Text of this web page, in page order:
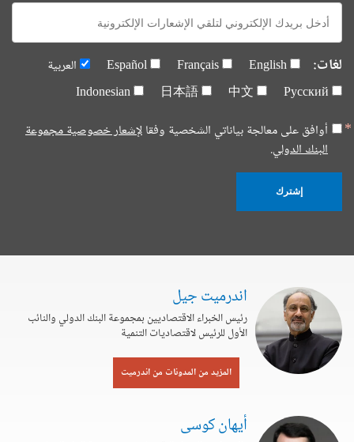
E-
mail:
لغات: English
Français
Español
العربية
Русский
中文
日本語
Indonesian
أوافق على معالجة بياناتي الشخصية وفقالإشعار خصوصية مجموعة
البنك الدولي.
إشترك
اندرميت جيل
رئيس الخبراء الاقتصاديين بمجموعة البنك الدولي والنائب
الأول للرئيس لاقتصاديات التنمية
المزيد من المدونات من اندرميت
أيهان كوسى